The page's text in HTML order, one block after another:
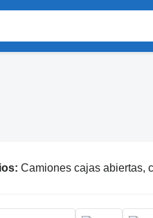
Camiones cajas abiertas,